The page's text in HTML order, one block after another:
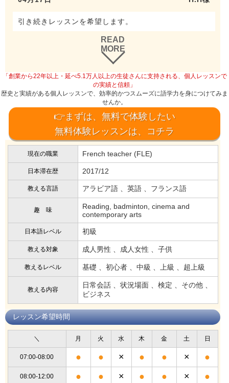
引き続きレッスンを希望します。
READ
MORE
「創業から22年以上・延べ5.1万人以上の生徒さんに支持される、個人レッスンで
の実績と信頼」
歴史と実績がある個人レッスンで、効率的かつスムーズに語学力を身につけてみま
せんか。
👉まずは、無料で体験したい
無料体験レッスンは、コチラ
現在の職業 French teacher (FLE)
日本滞在歴 2017/12
教える言語 アラビア語 、英語 、フランス語
趣 味
Reading, badminton, cinema and
contemporary arts
日本語レベル 初級
教える対象 成人男性 、成人女性 、子供
教えるレベル 基礎 、初心者 、中級 、上級 、超上級
教える内容
日常会話 、状況場面 、検定 、その他 、
ビジネス
レッスン希望時間
＼ 月 火 水 木 金 土 日
07:00-08:00 ● ● × ● ● × ●
08:00-12:00 ● ● × ● ● × ●